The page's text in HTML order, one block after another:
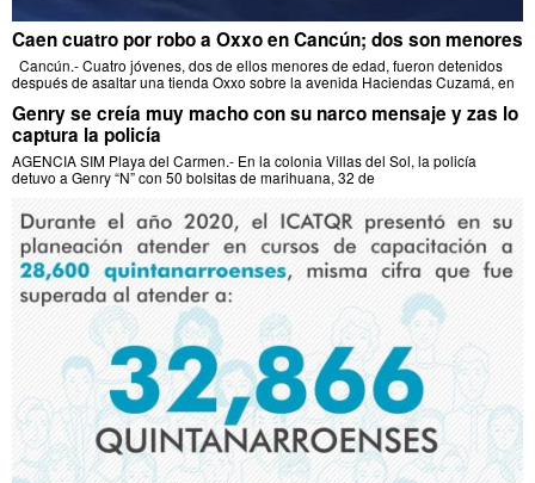
Caen cuatro por robo a Oxxo en Cancún; dos son menores
Cancún.- Cuatro jóvenes, dos de ellos menores de edad, fueron detenidos
después de asaltar una tienda Oxxo sobre la avenida Haciendas Cuzamá, en
Genry se creía muy macho con su narco mensaje y zas lo
captura la policía
AGENCIA SIM Playa del Carmen.- En la colonia Villas del Sol, la policía
detuvo a Genry “N” con 50 bolsitas de marihuana, 32 de